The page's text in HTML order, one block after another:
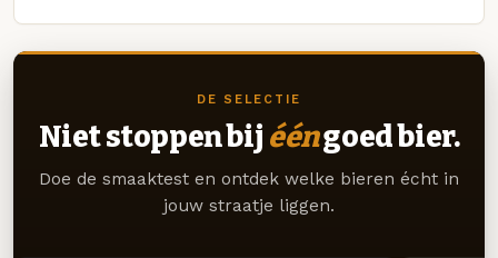
DE SELECTIE
Niet stoppen bij ééngoed bier.
Doe de smaaktest en ontdek welke bieren écht in
jouw straatje liggen.